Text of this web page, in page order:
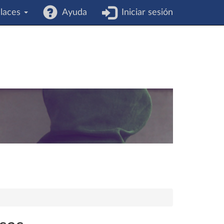
Ayuda Iniciar sesión